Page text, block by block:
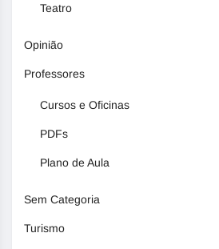
Teatro
Opinião
Professores
Cursos e Oficinas
PDFs
Plano de Aula
Sem Categoria
Turismo